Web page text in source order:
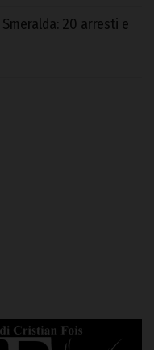
20 arresti e